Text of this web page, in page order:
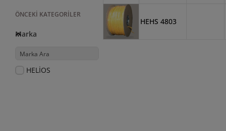
ÖNCEKI KATEGORILER
Marka
HELİOS
HEHS 4803